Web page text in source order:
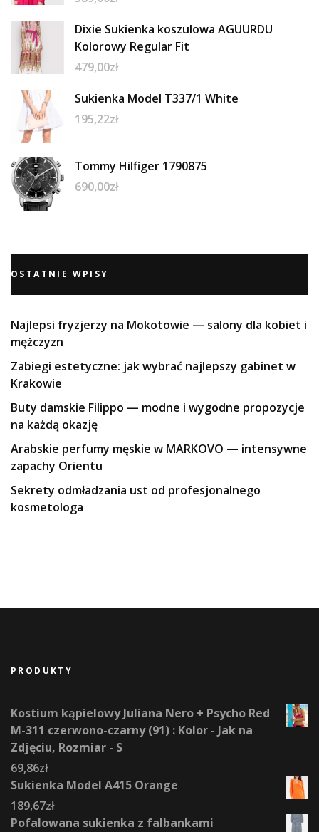
Dixie Sukienka koszulowa AGUURDU
Kolorowy Regular Fit
479,00zł
Sukienka Model T337/1 White
195,22zł
Tommy Hilfiger 1790875
690,00zł
OSTATNIE WPISY
Najlepsi fryzjerzy na Mokotowie — salony dla kobiet i
mężczyzn
Zabiegi estetyczne: jak wybrać najlepszy gabinet w
Krakowie
Buty damskie Filippo — modne i wygodne propozycje
na każdą okazję
Arabskie perfumy męskie w MARKOVO — intensywne
zapachy Orientu
Sekrety odmładzania ust od profesjonalnego
kosmetologa
PRODUKTY
Kostium kąpielowy Juliana Nero + Psycho Red
M-311 czerwono-czarny (91) : Kolor - Jak na
Zdjęciu, Rozmiar - S
69,86zł
Sukienka Model A415 Orange
189,67zł
Pofalowana sukienka z falbankami